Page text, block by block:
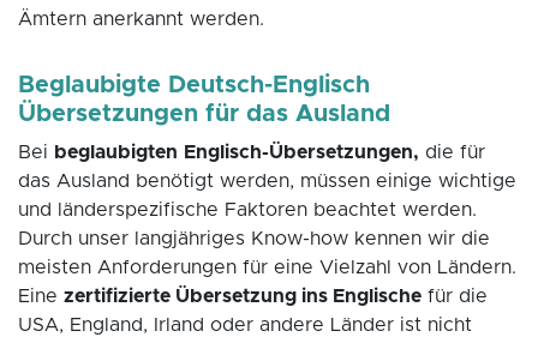
Ämtern anerkannt werden.
Beglaubigte Deutsch-Englisch
Übersetzungen für das Ausland
Bei beglaubigten Englisch-Übersetzungen, die für
das Ausland benötigt werden, müssen einige wichtige
und länderspezifische Faktoren beachtet werden.
Durch unser langjähriges Know-how kennen wir die
meisten Anforderungen für eine Vielzahl von Ländern.
Eine zertifizierte Übersetzung ins Englische für die
USA, England, Irland oder andere Länder ist nicht